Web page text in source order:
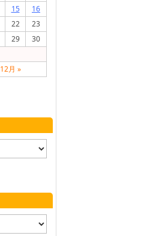
15
16
22
23
29
30
12月 »